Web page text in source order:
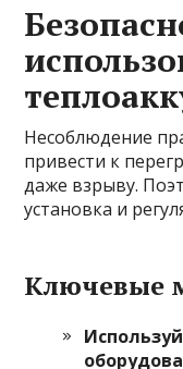
Несоблюдение
привести к
даже взрыву.
установка и
Ключевые